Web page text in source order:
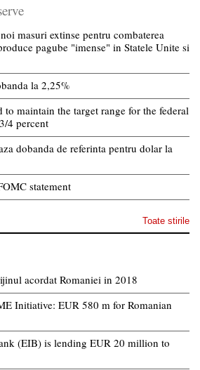
masuri extinse pentru combaterea
pagube "imense" in Statele Unite si
la 2,25%
to maintain the target range for the federal
4 percent
dobanda de referinta pentru dolar la
statement
Toate stirile
acordat Romaniei in 2018
Initiative: EUR 580 m for Romanian
(EIB) is lending EUR 20 million to